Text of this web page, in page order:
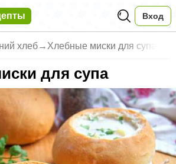
Вход
хлеб→ Хлебные миски для супа
для супа